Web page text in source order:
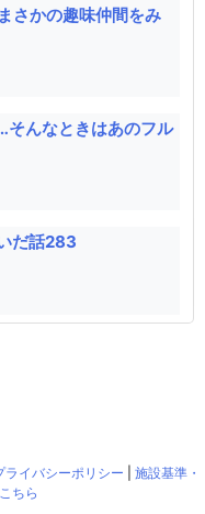
さかの趣味仲間をみ
そんなときはあのフル
だ話283
ライバシーポリシー
施設基準・
ちら